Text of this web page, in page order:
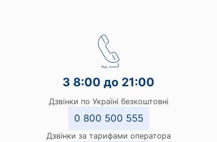
З 8:00 до 21:00
Дзвінки по Україні безкоштовні
0 800 500 555
Дзвінки за тарифами оператора